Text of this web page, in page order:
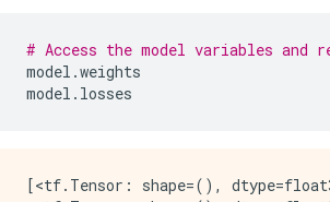
[-2.2749739 , -2.4603422 ,
-3.0429187 , -0.7885461 ,
[ 0.98735195, -0.45159122,
-0.44723228, -0.01815075,
[ 2.1583526 ,  0.78955674,
-1.6256162 ,  0.56154627,
# Access the model variables and
model .weights
model . losses
[<tf.Tensor: shape=(),